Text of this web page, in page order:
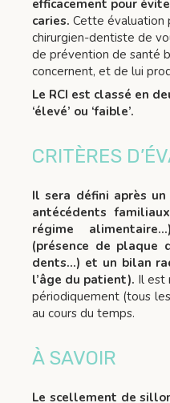
efficacement pour
caries. Cette évaluation
chirurgien-dentiste de
de prévention de santé
concernent, et de lui
Le RCI est classé en
‘élevé’ ou ‘faible’.
CRITÈRES
Il sera défini après
antécédents
régime
(présence de plaque
dents…) et un bilan
l’âge du patient). Il est
périodiquement (tous
au cours du temps.
À SAVOIR
Le scellement de